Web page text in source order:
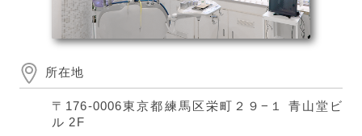
所在地
〒176-0006東京都練馬区栄町２９−１ 青山堂ビ
ル 2F